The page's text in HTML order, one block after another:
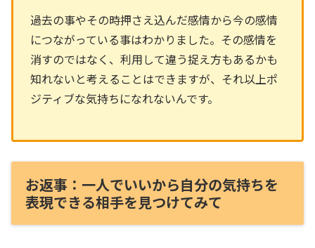
過去の事やその時押さえ込んだ感情から今の感情
につながっている事はわかりました。その感情を
消すのではなく、利用して違う捉え方もあるかも
知れないと考えることはできますが、それ以上ポ
ジティブな気持ちになれないんです。
お返事：一人でいいから自分の気持ちを
表現できる相手を見つけてみて